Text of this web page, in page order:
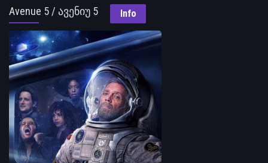
Avenue 5 / ავენიუ 5 Info